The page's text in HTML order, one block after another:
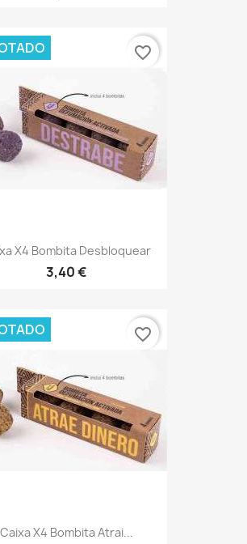
X4 Bombita Desbloquear
3,40 €
favorite_border
Caixa X4 Bombita Atrai...
favorite_border